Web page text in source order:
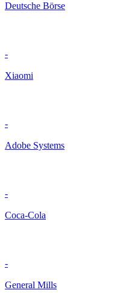
Deutsche Börse
-
Xiaomi
-
Adobe Systems
-
Coca-Cola
-
General Mills